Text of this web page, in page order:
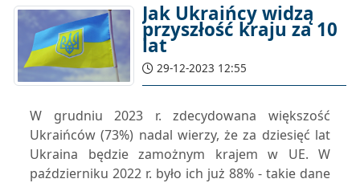
Jak Ukraińcy widzą
przyszłość kraju za 10
lat
29-12-2023 12:55
W grudniu 2023 r. zdecydowana większość
Ukraińców (73%) nadal wierzy, że za dziesięć lat
Ukraina będzie zamożnym krajem w UE. W
październiku 2022 r. było ich już 88% - takie dane